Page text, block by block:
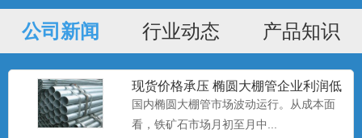
公司新闻 行业动态 产品知识
现货价格承压 椭圆大棚管企业利润低
位
国内椭圆大棚管市场波动运行。从成本面
看，铁矿石市场月初至月中...
大棚种植是一种种植技术，该技术是一种
科学的种植方式。...
养殖大棚安装
养殖大棚也称暖棚养殖，是指在寒冷的季